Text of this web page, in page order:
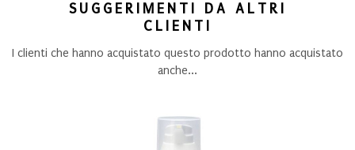
SUGGERIMENTI DA ALTRI
CLIENTI
I clienti che hanno acquistato questo prodotto hanno acquistato
anche...